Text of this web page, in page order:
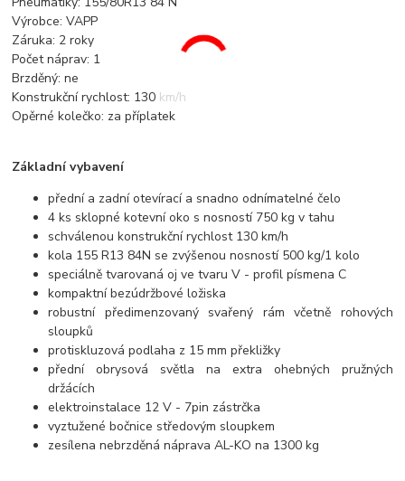
Výrobce: VAPP
Záruka: 2 roky
Počet náprav: 1
Brzděný: ne
Konstrukční rychlost: 130 km/h
Opěrné kolečko: za příplatek
Základní vybavení
přední a zadní otevírací a snadno odnímatelné čelo
4 ks sklopné kotevní oko s nosností 750 kg v tahu
schválenou konstrukční rychlost 130 km/h
kola 155 R13 84N se zvýšenou nosností 500 kg/1 kolo
speciálně tvarovaná oj ve tvaru V - profil písmena C
kompaktní bezúdržbové ložiska
robustní předimenzovaný svařený rám včetně rohových
sloupků
protiskluzová podlaha z 15 mm překližky
přední obrysová světla na extra ohebných pružných
držácích
elektroinstalace 12 V - 7pin zástrčka
vyztužené bočnice středovým sloupkem
zesílena nebrzděná náprava AL-KO na 1300 kg